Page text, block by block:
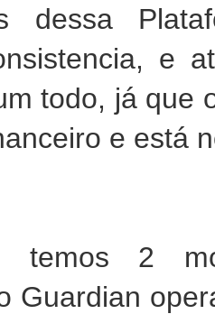
dessa
e
todo, já que
e está
temos 2
Guardian